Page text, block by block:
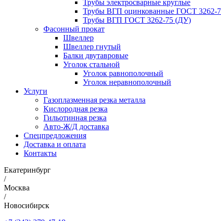
Трубы электросварные круглые
Трубы ВГП оцинкованные ГОСТ 3262-
Трубы ВГП ГОСТ 3262-75 (ДУ)
Фасонный прокат
Швеллер
Швеллер гнутый
Балки двутавровые
Уголок стальной
Уголок равнополочный
Уголок неравнополочный
Услуги
Газоплазменная резка металла
Кислородная резка
Гильотинная резка
Авто-Ж/Д доставка
Спецпредложения
Доставка и оплата
Контакты
Екатеринбург
/
Москва
/
Новосибирск